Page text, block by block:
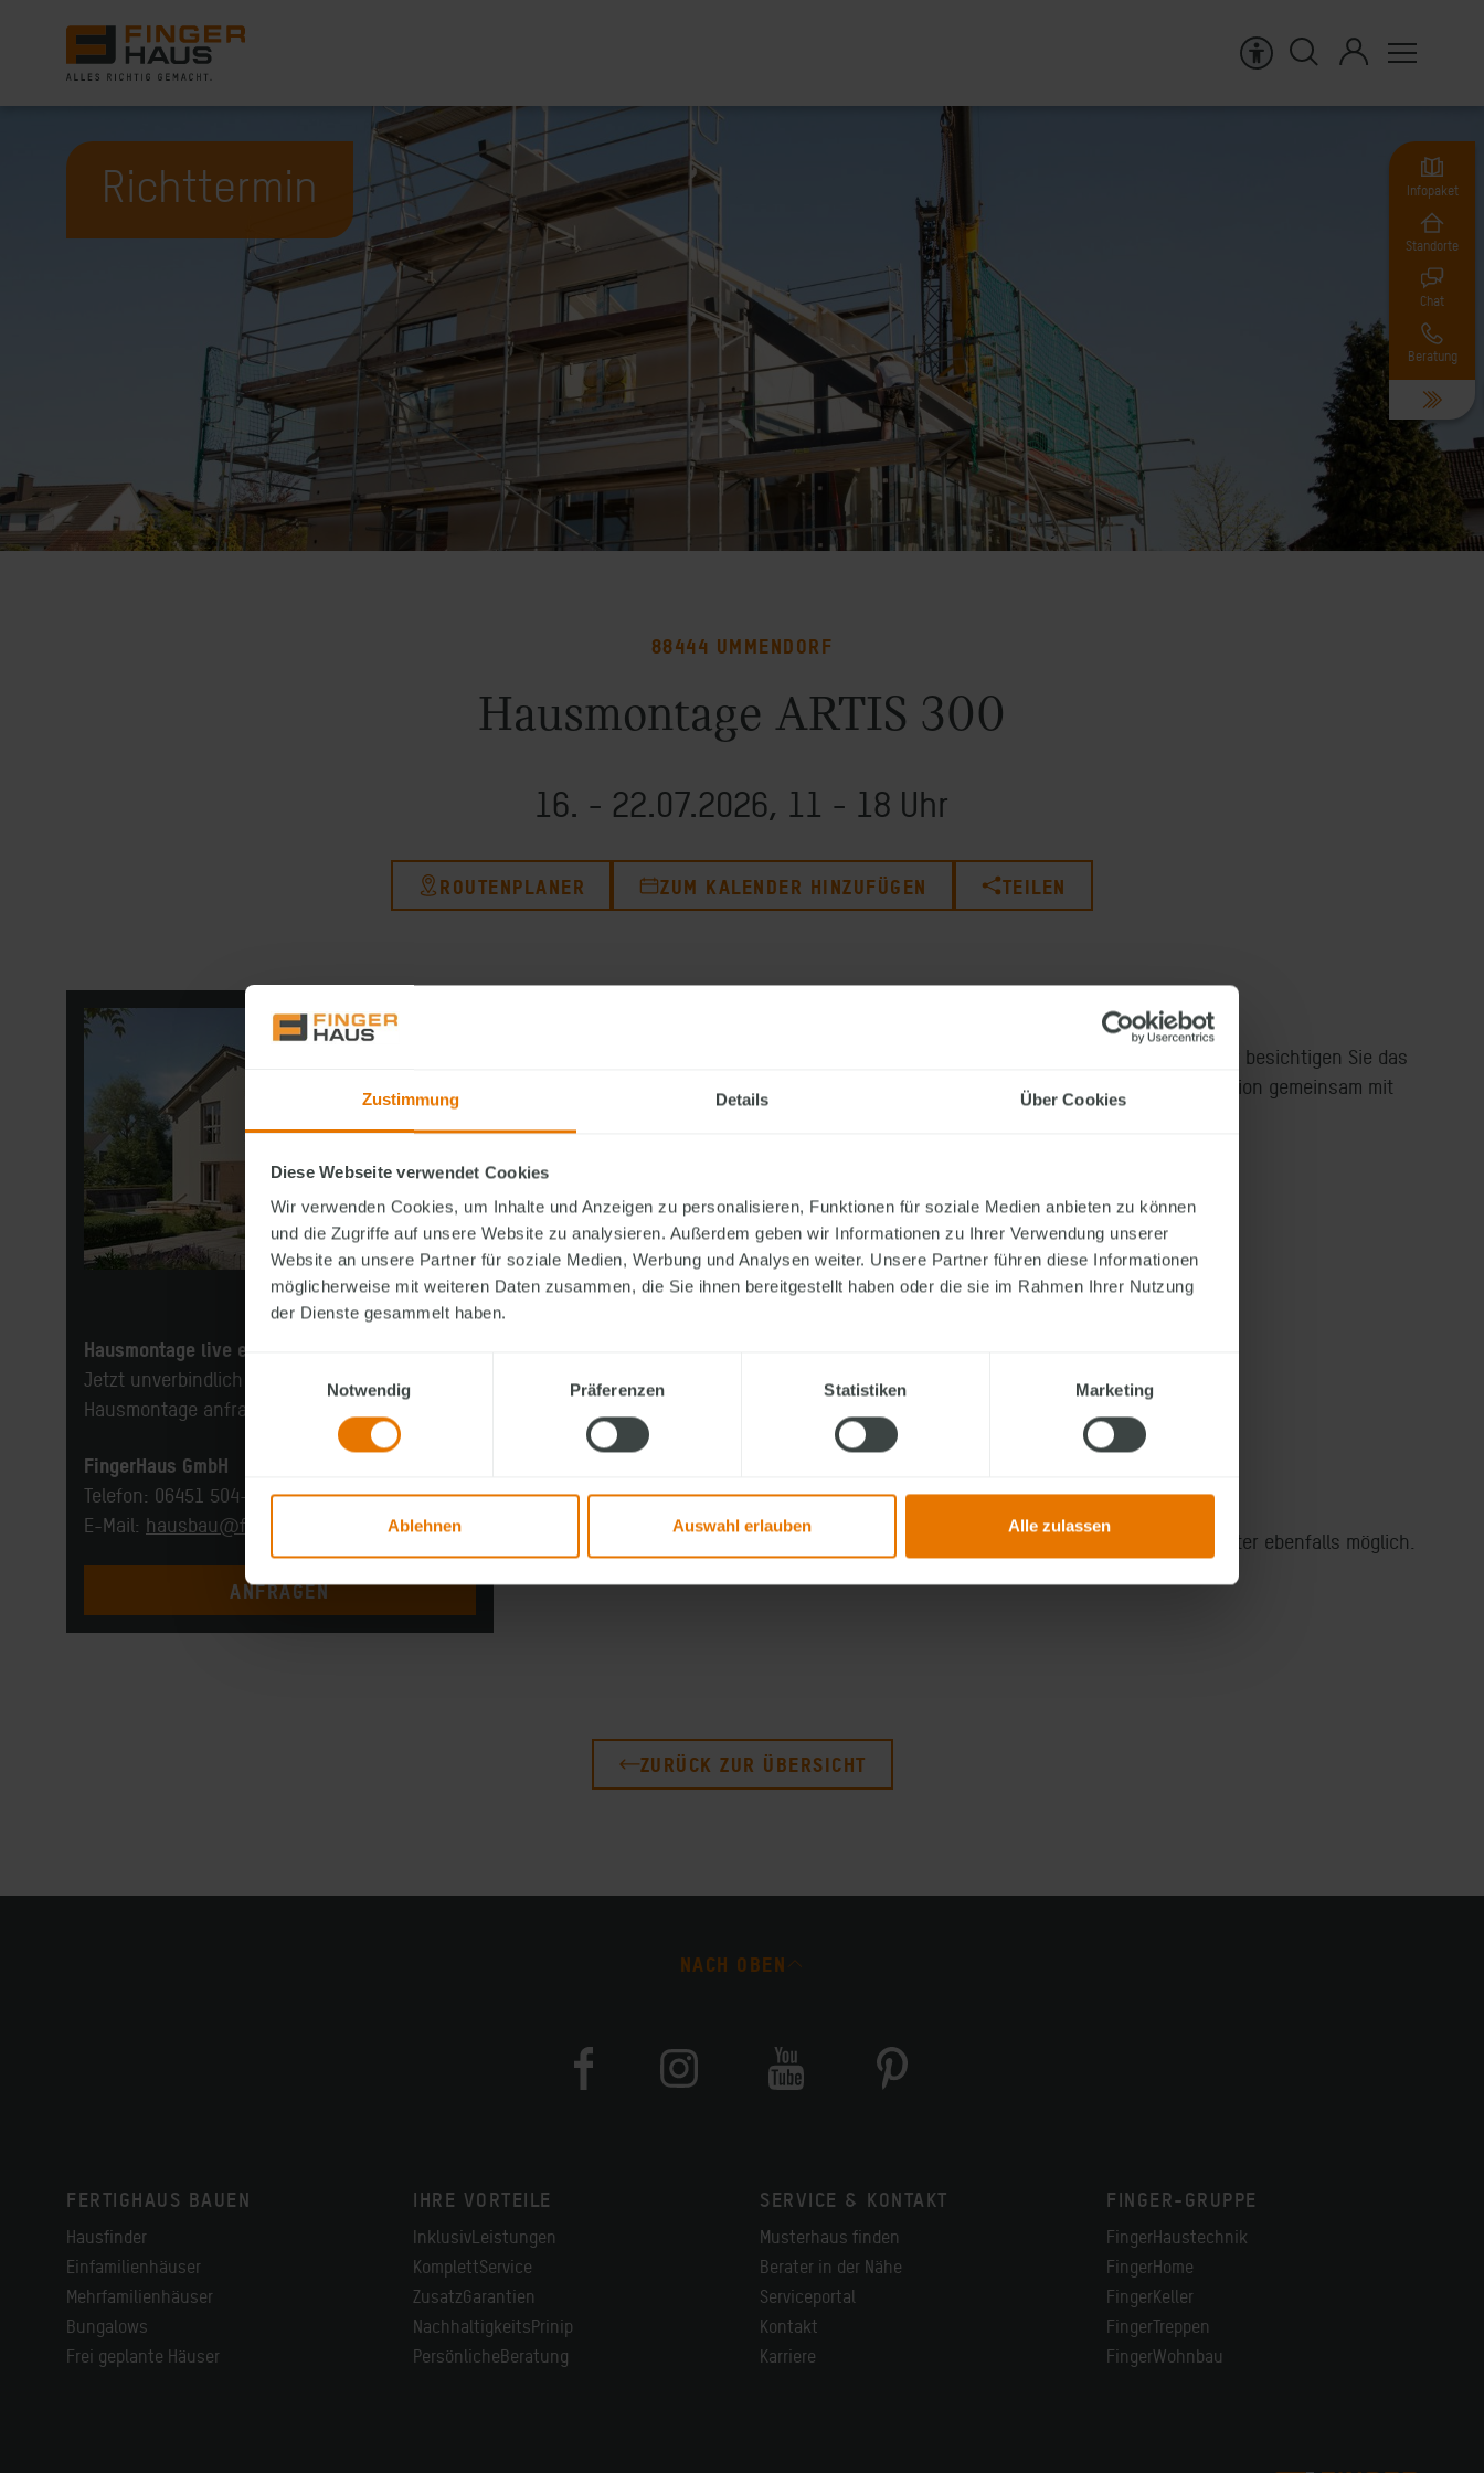
Zustimmung Details Über Cookies
Diese Webseite verwendet Cookies
Wir verwenden Cookies, um Inhalte und Anzeigen zu personalisieren, Funktionen für soziale Medien anbieten zu können
und die Zugriffe auf unsere Website zu analysieren. Außerdem geben wir Informationen zu Ihrer Verwendung unserer
Website an unsere Partner für soziale Medien, Werbung und Analysen weiter. Unsere Partner führen diese Informationen
möglicherweise mit weiteren Daten zusammen, die Sie ihnen bereitgestellt haben oder die sie im Rahmen Ihrer Nutzung
der Dienste gesammelt haben.
Notwendig
Präferenzen Statistiken Marketing
Ablehnen Auswahl erlauben Alle zulassen
Häuser
Bauweise
KARRIERE
Infopaket
Standorte
Chat
Beratung
Richttermin
Hausmontage ARTIS 300
88444 UMMENDORF
16. - 22.07.2026, 11 - 18 Uhr
ROUTENPLANER ZUM KALENDER HINZUFÜGEN TEILEN
Abbildung ähnlich
Hausmontage live erleben
Jetzt unverbindlich Teilnahme an der
Hausmontage anfragen
FingerHaus GmbH
Telefon: 06451 504-560
E-Mail: hausbau@fingerhaus.de
ANFRAGEN
Erleben Sie hautnah, wie ein Finger-Haus innerhalb weniger Stunden entsteht – oder besichtigen Sie das
fertiggestellte Kundenhaus direkt vor Ort. Begleiten Sie die Hausmontage in Ihrer Region gemeinsam mit
Ihre Vorteile:
Den Bauablauf Schritt für Schritt mitverfolgen
Die Qualität von FingerHaus aus nächster Nähe erleben
Möglicher Richttermin:
Hauskonzept:ARTIS 300
88444 Ummendorf
Eine Besichtigung nach dem Montagezeitraum ist in Abstimmung mit Ihrem Fachberater ebenfalls möglich.
ZURÜCK ZUR ÜBERSICHT
NACH OBEN
FERTIGHAUS BAUEN
Hausfinder
Einfamilienhäuser
Mehrfamilienhäuser
Bungalows
Frei geplante Häuser
IHRE VORTEILE
InklusivLeistungen
KomplettService
ZusatzGarantien
NachhaltigkeitsPrinip
PersönlicheBeratung
SERVICE & KONTAKT
Musterhaus finden
Berater in der Nähe
Serviceportal
Kontakt
Karriere
FINGER-GRUPPE
FingerHaustechnik
FingerHome
FingerKeller
FingerTreppen
FingerWohnbau